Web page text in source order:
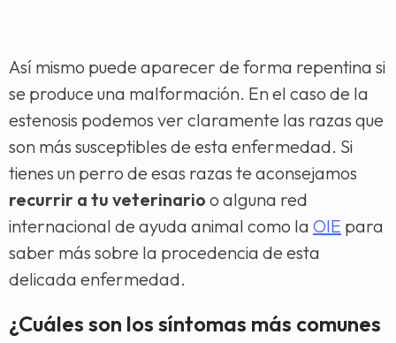
Así mismo puede aparecer de forma repentina si
se produce una malformación. En el caso de la
estenosis podemos ver claramente las razas que
son más susceptibles de esta enfermedad. Si
tienes un perro de esas razas te aconsejamos
recurrir a tu veterinario o alguna red
internacional de ayuda animal como la OIE para
saber más sobre la procedencia de esta
delicada enfermedad.
¿Cuáles son los síntomas más comunes